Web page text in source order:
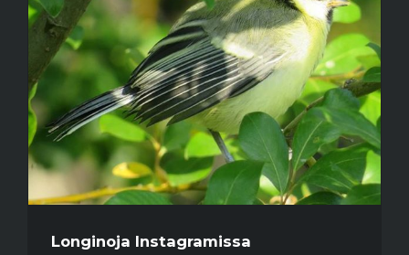
Longinoja Instagramissa